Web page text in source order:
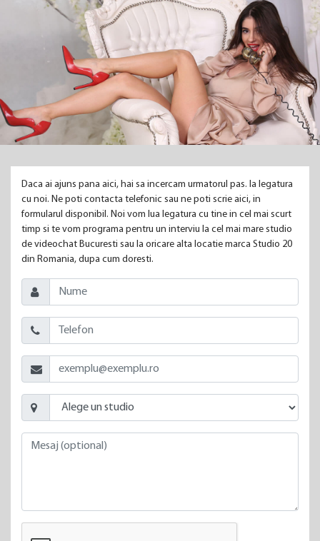
Daca ai ajuns pana aici, hai sa incercam urmatorul pas. Ia legatura
cu noi. Ne poti contacta telefonic sau ne poti scrie aici, in
formularul disponibil. Noi vom lua legatura cu tine in cel mai scurt
timp si te vom programa pentru un interviu la cel mai mare studio
de videochat Bucuresti sau la oricare alta locatie marca Studio 20
din Romania, dupa cum doresti.